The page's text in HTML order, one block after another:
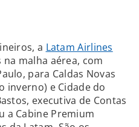
a Latam Airlines
malha aérea, com
para Caldas Novas
inverno) e Cidade do
executiva de Contas
a Cabine Premium